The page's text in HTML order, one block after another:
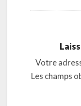
Votre
Les champs